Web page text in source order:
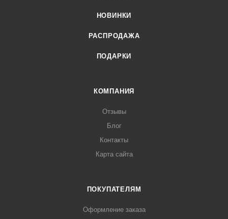
НОВИНКИ
РАСПРОДАЖА
ПОДАРКИ
КОМПАНИЯ
Отзывы
Блог
Контакты
Карта сайта
ПОКУПАТЕЛЯМ
Оформление заказа